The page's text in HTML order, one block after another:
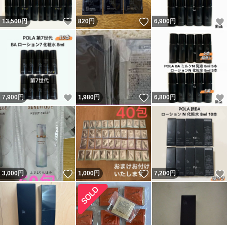
13,500円 いいね！
820円 いいね！
6,900円
7,900 円 いいね！
1,980円 いいね！
6,800円
3,000円 いいね！
1,000円 いいね！
7,200円